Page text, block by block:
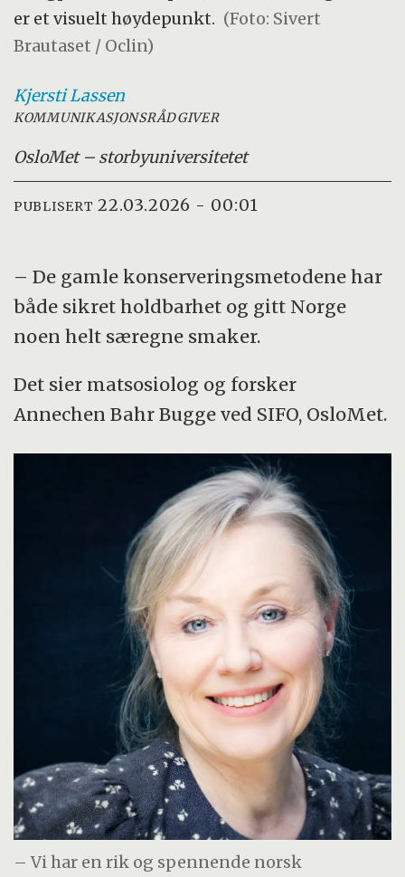
er et visuelt høydepunkt. (Foto: Sivert
Brautaset / Oclin)
KjerstiLassen
KOMMUNIKASJONSRÅDGIVER
OsloMet – storbyuniversitetet
PUBLISERT 22.03.2026 - 00:01
– De gamle konserveringsmetodene har
både sikret holdbarhet og gitt Norge
noen helt særegne smaker.
Det sier matsosiolog og forsker
Annechen Bahr Bugge ved SIFO, OsloMet.
– Vi har en rik og spennende norsk